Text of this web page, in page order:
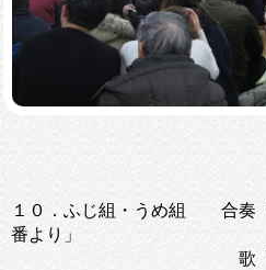
１０．ふじ組・うめ組 合奏
番より」
歌「ありがと